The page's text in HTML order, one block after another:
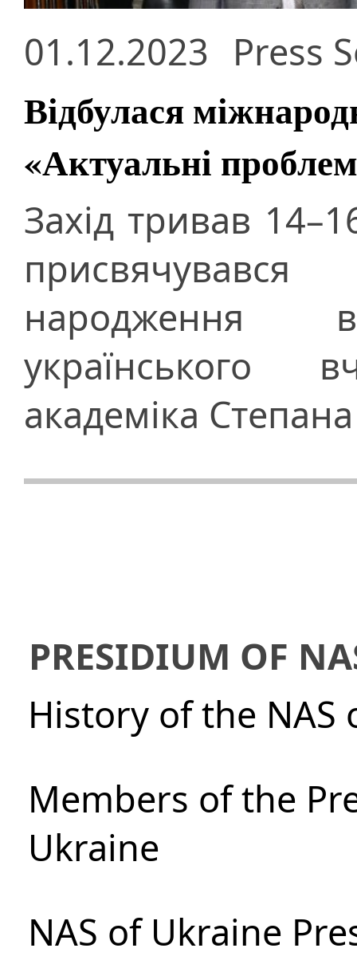
01.12.2023 Press
Відбулася
«Актуальні
Захід тривав
народження
українського
академіка
PRESIDIUM OF
History of the NAS
Members of the
Ukraine
NAS of Ukraine